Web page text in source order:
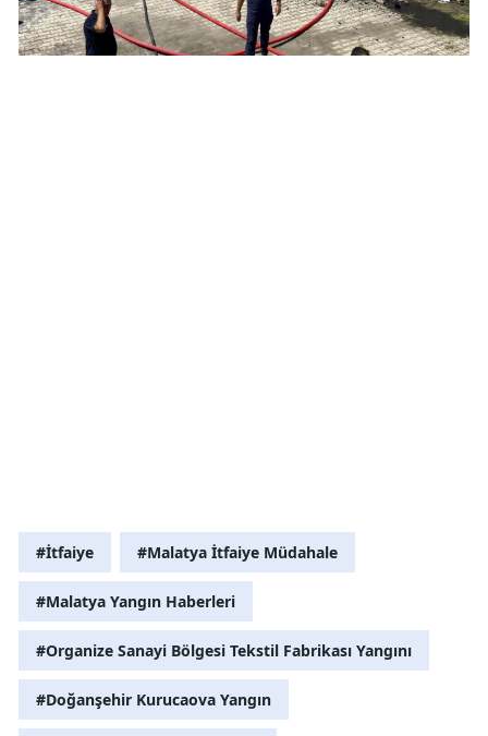
#İtfaiye #Malatya İtfaiye Müdahale
#Malatya Yangın Haberleri
#Organize Sanayi Bölgesi Tekstil Fabrikası Yangını
#Doğanşehir Kurucaova Yangın